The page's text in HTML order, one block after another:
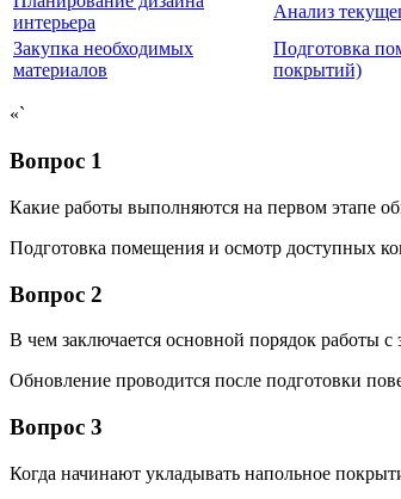
интерьера
Анализ
Закупка необходимых
материалов
Подготовка
покрытий)
«`
Вопрос 1
Какие работы выполняются на первом этапе
Подготовка помещения и осмотр доступных
Вопрос 2
В чем заключается основной порядок работы с
Обновление проводится после подготовки
Вопрос 3
Когда начинают укладывать напольное